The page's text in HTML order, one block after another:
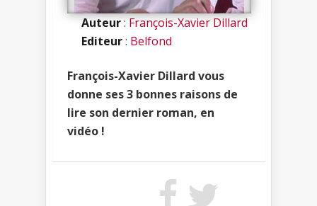
Auteur:François-Xavier Dillard
Editeur: Belfond
François-Xavier Dillard vous
donne ses 3 bonnes raisons de
lire son dernier roman, en
vidéo !